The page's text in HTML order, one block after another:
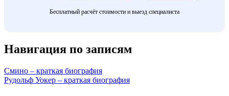
Бесплатный расчёт стоимости и выезд специалиста
Навигация по записям
Смино – краткая биография
Рудольф Уокер – краткая биография